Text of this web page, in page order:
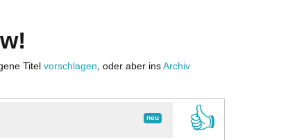
Titel vorschlagen , oder aber ins Archiv
neu
👍